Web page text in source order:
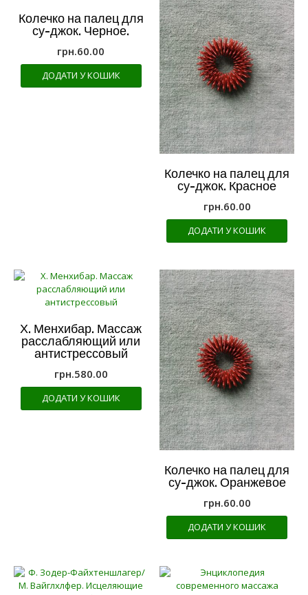
Колечко на палец для
су-джок. Черное.
грн.60.00
ДОДАТИ У КОШИК
Колечко на палец для
су-джок. Красное
грн.60.00
ДОДАТИ У КОШИК
Х. Менхибар. Массаж
расслабляющий или
антистрессовый
грн.580.00
ДОДАТИ У КОШИК
Колечко на палец для
су-джок. Оранжевое
грн.60.00
ДОДАТИ У КОШИК